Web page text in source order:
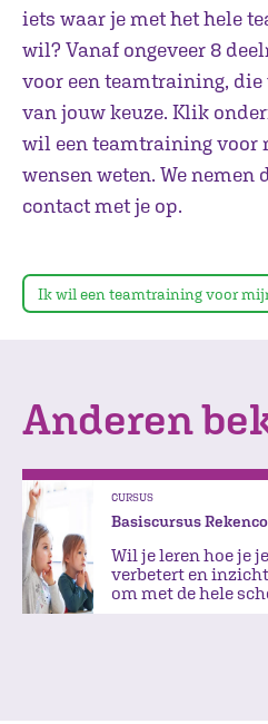
iets waar je met het hele
wil? Vanaf ongeveer 8
voor een teamtraining, die
van jouw keuze. Klik
wil een teamtraining voor
wensen weten. We
contact met je op.
Ik wil een teamtraining voor
Anderen
CURSUS
Basiscursus
Wil je leren hoe je
verbetert en
om met de hele